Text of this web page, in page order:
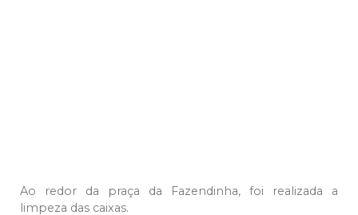
Ao redor da praça da Fazendinha, foi realizada a
limpeza das caixas.